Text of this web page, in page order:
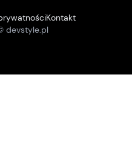
devstyle.pl
Kontakt